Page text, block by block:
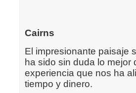
Cairns
El impresionante paisaje
ha sido sin duda lo mejor
experiencia que nos ha
tiempo y dinero.